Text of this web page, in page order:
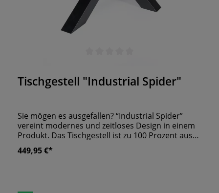
Tischgestell "Industrial Spider"
Sie mögen es ausgefallen? “Industrial Spider”
vereint modernes und zeitloses Design in einem
Produkt. Das Tischgestell ist zu 100 Prozent aus
Stahl. Seine Oberfläche ist in schwarz
pulverbeschichtet. Mit einer Höhe von 72 cm
449,95 €*